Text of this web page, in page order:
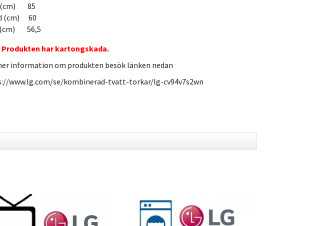
(cm) 85
(cm) 60
(cm) 56,5
Produkten har kartongskada.
information om produkten besök länken nedan
www.lg.com/se/kombinerad-tvatt-torkar/lg-cv94v7s2wn